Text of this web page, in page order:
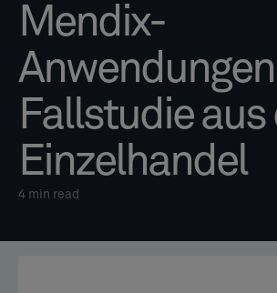
Mendix-
Fallstudie aus
Einzelhandel
4 min read